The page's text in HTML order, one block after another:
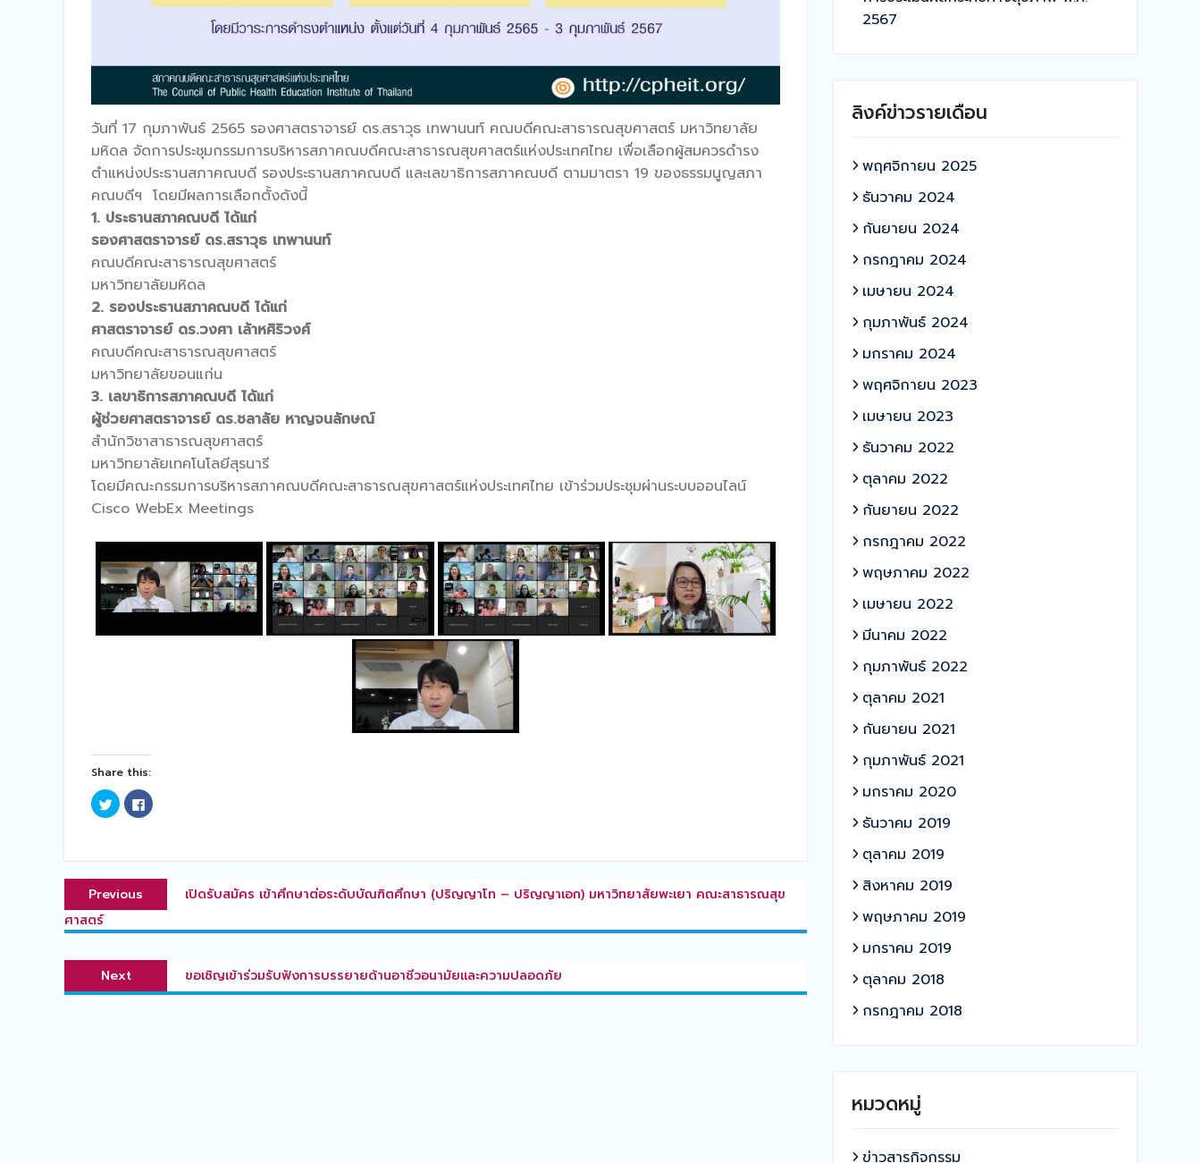
วันที่ 17 กุมภาพันธ์ 2565 รองศาสตราจารย์ ดร.สราวุธ เทพานนท์ คณบดีคณะสาธารณสุขศาสตร์ มหาวิทยาลัย
มหิดล จัดการประชุมกรรมการบริหารสภาคณบดีคณะสาธารณสุขศาสตร์แห่งประเทศไทย เพื่อเลือกผู้สมควรดำรง
ตำแหน่งประธานสภาคณบดี​ รองประธานสภาคณบดี​ และเลขาธิการสภาคณบดี​ ตามมาตรา​ 19​ ของธรรมนูญสภา
คณบดีฯ​ โดยมีผลการเลือกตั้งดังนี้
1. ประธานสภาคณบดี ได้แก่
รองศาสตราจารย์ ดร.สราวุธ เทพานนท์
คณบดีคณะสาธารณสุขศาสตร์
มหาวิทยาลัยมหิดล
2. รองประธานสภาคณบดี ได้แก่​
ศาสตราจารย์ ดร.วงศา เล้าหศิริวงศ์
คณบดีคณะสาธารณสุขศาสตร์
มหาวิทยาลัยขอนแก่น
3. เลขาธิการสภาคณบดี ได้แก่
ผู้ช่วยศาสตราจารย์ ดร.ชลาลัย หาญจนลักษณ์
สำนักวิชาสาธารณสุขศาสตร์
มหาวิทยาลัยเทคโนโลยีสุรนารี
โดยมีคณะกรรมการบริหารสภาคณบดีคณะสาธารณสุขศาสตร์แห่งประเทศไทย เข้าร่วมประชุมผ่านระบบออนไลน์
Cisco WebEx Meetings
Share this:
Click
to
share
new
window)
Click
to
new
แนะแนว
เรื่องPrevious
Previous
เปิดรับสมัคร เข้าศึกษาต่อระดับบัณฑิตศึกษา (ปริญญาโท – ปริญญาเอก) มหาวิทยาสัยพะเยา คณะสาธารณสุข
ศาสตร์
Next
Next
post:
ขอเชิญเข้าร่วมรับฟังการบรรยายด้านอาชีวอนามัยและความปลอดภัย
2567
ลิงค์ข่าวรายเดือน
พฤศจิกายน 2025
ธันวาคม 2024
กันยายน 2024
กรกฎาคม 2024
เมษายน 2024
กุมภาพันธ์ 2024
มกราคม 2024
พฤศจิกายน 2023
เมษายน 2023
ธันวาคม 2022
ตุลาคม 2022
กันยายน 2022
กรกฎาคม 2022
พฤษภาคม 2022
เมษายน 2022
มีนาคม 2022
กุมภาพันธ์ 2022
ตุลาคม 2021
กันยายน 2021
กุมภาพันธ์ 2021
มกราคม 2020
ธันวาคม 2019
ตุลาคม 2019
สิงหาคม 2019
พฤษภาคม 2019
มกราคม 2019
ตุลาคม 2018
กรกฎาคม 2018
หมวดหมู่
ข่าวสารกิจกรรม